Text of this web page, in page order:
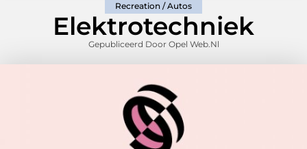
Recreation / Autos
Elektrotechniek
Gepubliceerd Door Opel Web.nl